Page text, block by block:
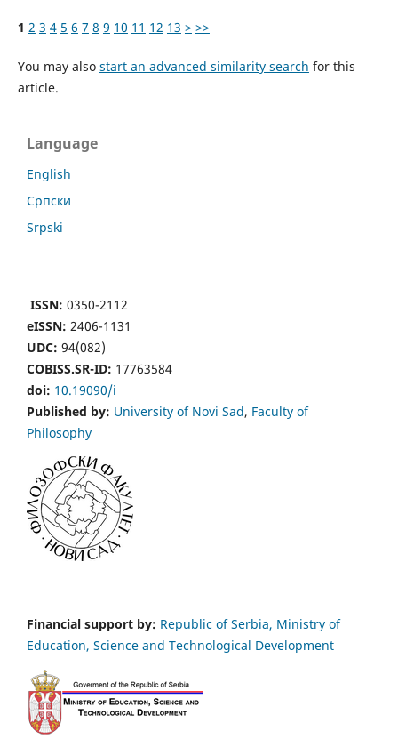
1 2 3 4 5 6 7 8 9 10 11 12 13 > >>
You may also start an advanced similarity search for this
article.
Language
English
Cрпски
Srpski
ISSN: 0350-2112
eISSN: 2406-1131
UDC: 94(082)
COBISS.SR-ID: 17763584
doi: 10.19090/i
Published by: University of Novi Sad, Faculty of
Philosophy
Financial support by: Republic of Serbia, Ministry of
Education, Science and Technological Development